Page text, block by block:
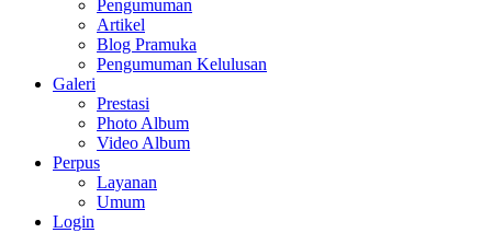
Pengumuman
Artikel
Blog Pramuka
Pengumuman Kelulusan
Galeri
Prestasi
Photo Album
Video Album
Perpus
Layanan
Umum
Login